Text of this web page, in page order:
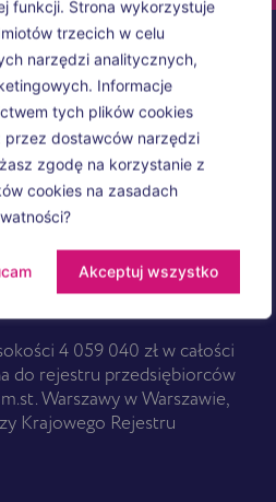
funkcji. Strona wykorzystuje
trzecich w celu
narzędzi analitycznych,
Informacje
tych plików cookies
przez dostawców narzędzi
zgodę na korzystanie z
cookies na zasadach
Akceptuj wszystko
4 059 040 zł w całości
do rejestru przedsiębiorców
Warszawy w Warszawie,
Krajowego Rejestru